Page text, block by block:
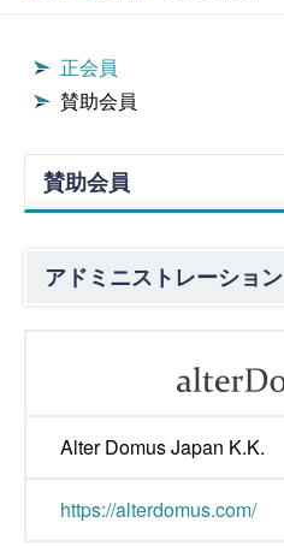
正会員
賛助会員
賛助会員
アドミニストレーション
Alter Domus Japan K.K.
https://alterdomus.com/